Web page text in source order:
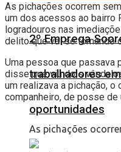
2º Emprega
trabalhadores
oportunidades
As pichações ocorrem
um dos acessos ao bairro
logradouros nas
delito que vai se tornando
Uma pessoa que passava
disse que viu dois
um realizava a pichação,
companheiro, de posse de
As pichações